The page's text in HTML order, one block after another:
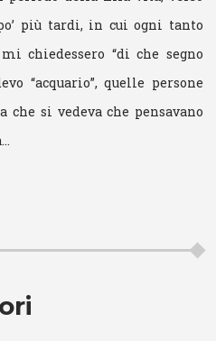
più tardi, in cui ogni tanto
chiedessero “di che segno
“acquario”, quelle persone
che si vedeva che pensavano